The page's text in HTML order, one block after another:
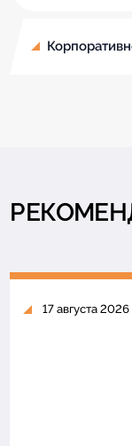
17 августа 2026